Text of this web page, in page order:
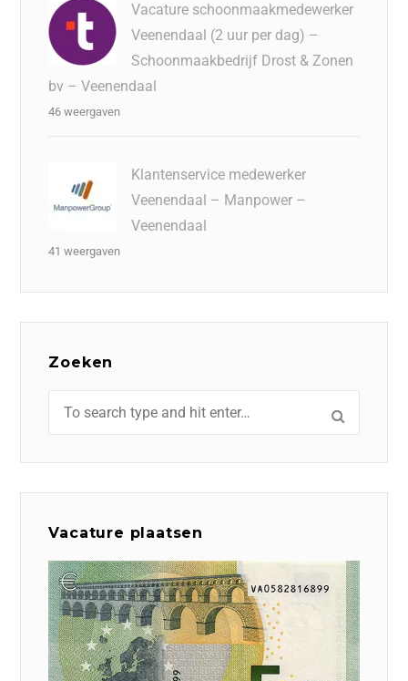
Vacature schoonmaakmedewerker
Veenendaal (2 uur per dag) –
Schoonmaakbedrijf Drost & Zonen
bv – Veenendaal
46 weergaven
Klantenservice medewerker
Veenendaal – Manpower –
Veenendaal
41 weergaven
Zoeken
Vacature plaatsen